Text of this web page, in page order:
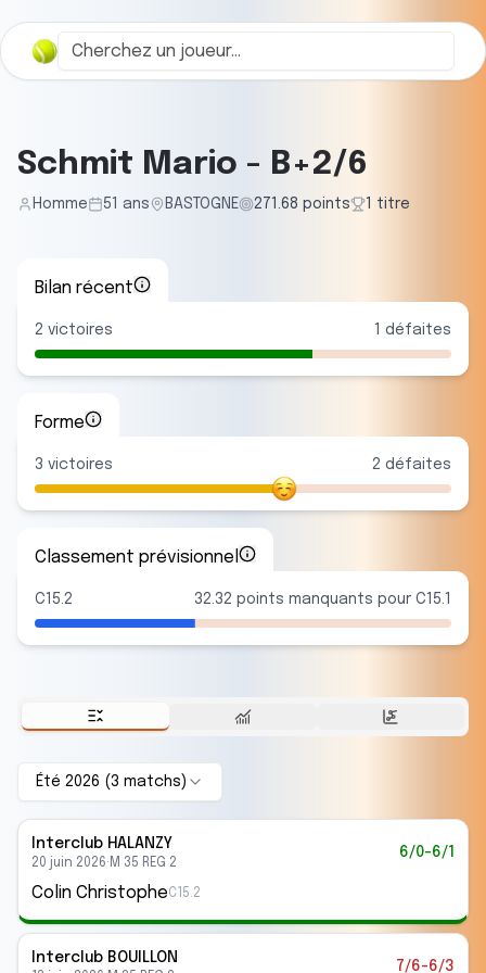
Schmit Mario - B+2/6
Homme 51 ans BASTOGNE 271.68 points titre
Bilan récent
2 victoires défaites
Forme
3 victoires 2 défaites
Classement prévisionnel
C15.2 32.32 points manquants pour C15.1
Été 2026 (3 matchs )
Interclub HALANZY
20 juin 2026· M 35 REG 2
6/0-6/1
Colin ChristopheC15.2
Interclub BOUILLON
7/6-6/3